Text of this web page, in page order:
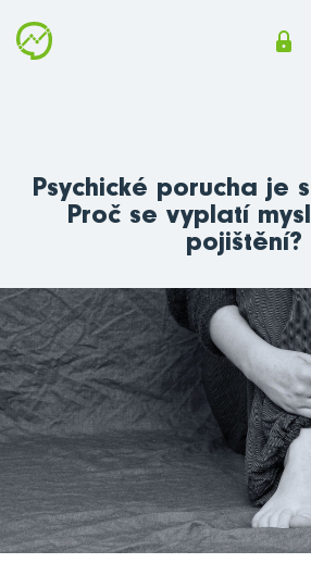
Psychické porucha je
Proč se vyplatí
pojištění?